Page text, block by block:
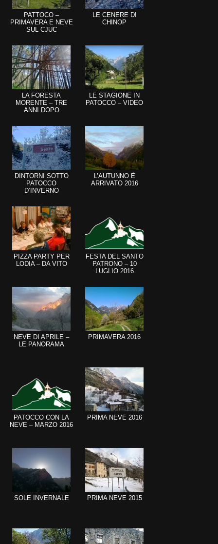
PATTOCO –
PRIMAVERA E NEVE
SUL CJUC
LE CENERE DI
CHINOP
LA FORESTA
MORENTE – TRE
ANNI DOPO
LE STAGIONE IN
PATOCCO – VIDEO
DINTORNI SOTTO
PATOCCO
D’INVERNO
L’AUTUNNO È
ARRIVATO 2016
PIZZA PARTY PER
LODIA – DA VITO
FESTA DEL SANTO
PATRONO – 10
LUGLIO 2016
NEVE DI APRILE –
LE PANORAMA
PRIMAVERA 2016
PATOCCO CON LA
NEVE – MARZO 2016
PRIMA NEVE 2016
SOLE INVERNALE PRIMA NEVE 2015